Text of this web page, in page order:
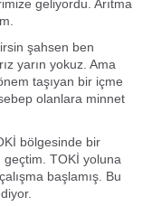
geliyordu. Arıtma
şahsen ben
yarın yokuz. Ama
taşıyan bir içme
olanlara minnet
bölgesinde bir
TOKİ yoluna
başlamış. Bu